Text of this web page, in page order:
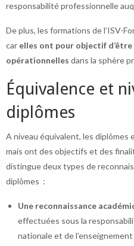
responsabilité professionnelle
De plus, les formations de l’ISV-
car elles ont pour objectif
opérationnelles dans la sphère
Équivalence et
diplômes
A niveau équivalent, les diplômes
mais ont des objectifs et des
distingue deux types de
diplômes :
Une reconnaissance
effectuées sous la
nationale et de